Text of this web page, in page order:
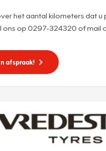
het aantal kilometers dat u
ons op 0297-324320 of mail
afspraak!